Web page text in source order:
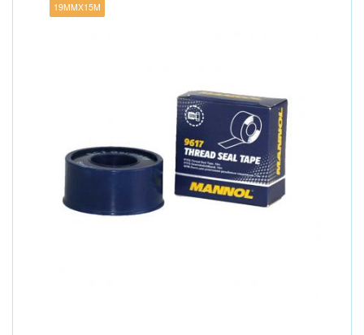
19MMX15M